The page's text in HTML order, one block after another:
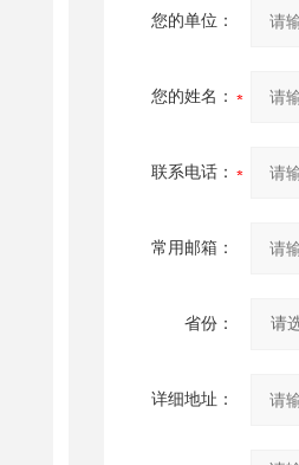
您的单位：
您的姓名：
联系电话：
常用邮箱：
省份：
详细地址：